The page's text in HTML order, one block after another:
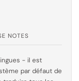
NOTES
- il est
par défaut de